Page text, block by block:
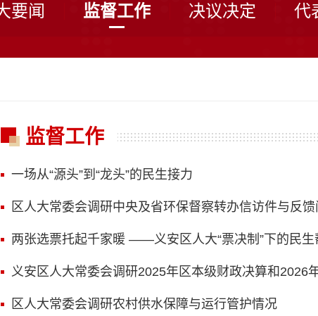
要闻 监督工作 决议决定 代
监督工作
一场从“源头”到“龙头”的民生接力
区人大常委会调研中央及省环保督察转办信访件与反
两张选票托起千家暖 ——义安区人大“票决制”下的民生
义安区人大常委会调研2025年区本级财政决算和2026
区人大常委会调研农村供水保障与运行管护情况